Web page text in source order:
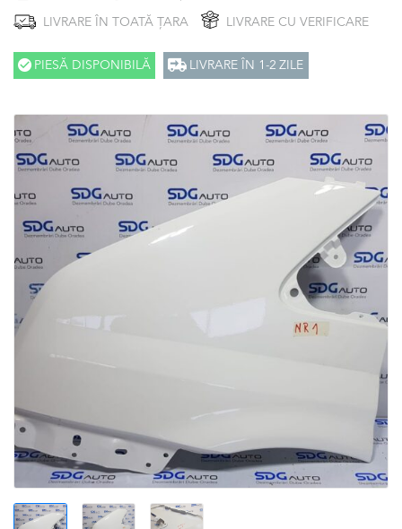
LIVRARE ÎN TOATĂ ȚARA LIVRARE CU VERIFICARE
PIESĂ DISPONIBILĂ LIVRARE ÎN 1-2 ZILE